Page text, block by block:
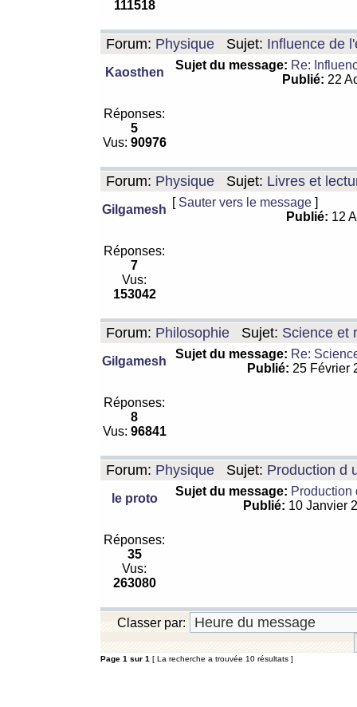
111518
Forum: Physique Sujet: Influence de
Kaosthen
Sujet du message: Re:
Publié: 22
Réponses:
5
Vus: 90976
Forum: Physique Sujet: Livres et
Gilgamesh
[ Sauter vers le message ]
Publié: 12
Réponses:
7
Vus:
153042
Forum: Philosophie Sujet: Science et
Gilgamesh
Sujet du message: Re:
Publié: 25 Février
Réponses:
8
Vus: 96841
Forum: Physique Sujet: Production d
le proto
Sujet du message: Production
Publié: 10 Janvier
Réponses:
35
Vus:
263080
Classer par:
Page 1 sur 1 [ La recherche a trouvée 10 résultats ]